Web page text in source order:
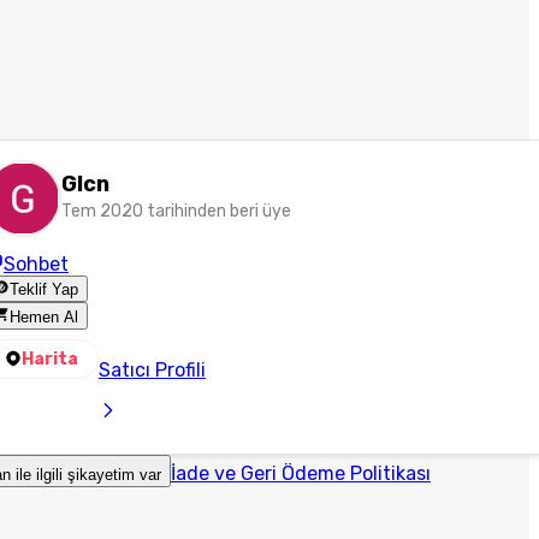
Glcn
Tem 2020 tarihinden beri üye
Sohbet
Teklif Yap
Hemen Al
Harita Satıcı Profili
ile ilgili şikayetim var İade ve Geri Ödeme Politikası